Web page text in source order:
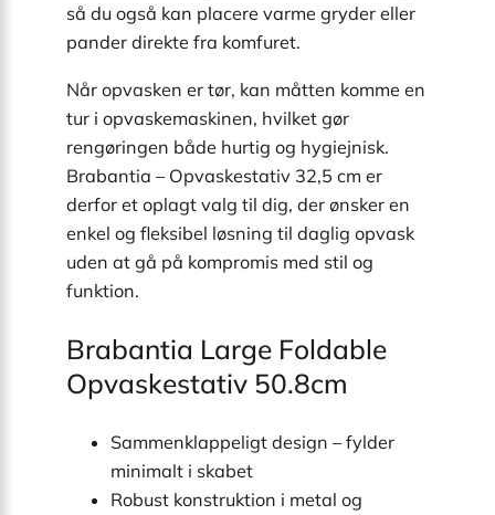
så du også kan placere varme gryder eller
pander direkte fra komfuret.
Når opvasken er tør, kan måtten komme en
tur i opvaskemaskinen, hvilket gør
rengøringen både hurtig og hygiejnisk.
Brabantia – Opvaskestativ 32,5 cm er
derfor et oplagt valg til dig, der ønsker en
enkel og fleksibel løsning til daglig opvask
uden at gå på kompromis med stil og
funktion.
Brabantia Large Foldable
Opvaskestativ 50.8cm
Sammenklappeligt design – fylder
minimalt i skabet
Robust konstruktion i metal og